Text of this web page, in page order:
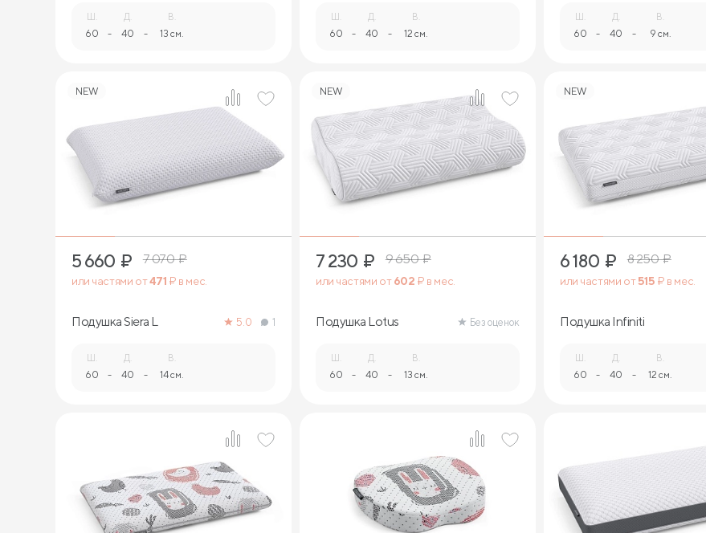
Ш.
60 -
Д.
40 -
В.
13 см.
Ш.
60 -
Д.
40 -
В.
12 см.
Ш.
60 -
Д.
40 -
В.
9 см.
NEW
1
5 660 ₽ 7 070₽
или частями от471 ₽ в мес.
Подушка Siera L 5.0 1
Ш.
60 -
Д.
40 -
В.
14 см.
NEW
2
7 230 ₽ 9 650₽
или частями от602 ₽ в мес.
Подушка Lotus Без оценок
Ш.
60 -
Д.
40 -
В.
13 см.
NEW
1
6 180 ₽ 8 250₽
или частями от515 ₽ в мес.
Подушка Infiniti
Ш.
60 -
Д.
40 -
В.
12 см.
1 1 1